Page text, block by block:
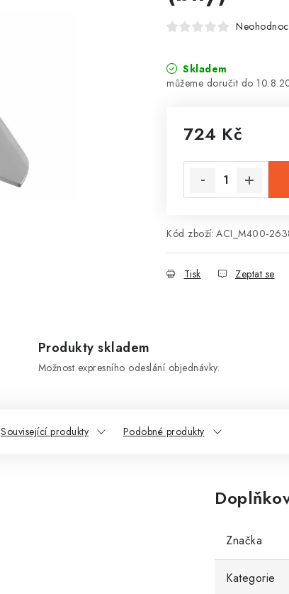
Skladem
724 Kč
Kód zboží: ACI_M400-
Tisk Zeptat se
Produkty skladem
Možnost expresního odeslání objednávky.
Související produkty Podobné produkty
Značka
Kategorie